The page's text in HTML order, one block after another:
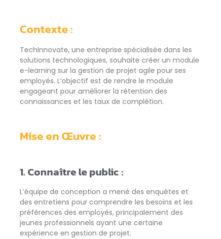
Contexte :
TechInnovate, une entreprise spécialisée dans les
solutions technologiques, souhaite créer un module
e-learning sur la gestion de projet agile pour ses
employés. L’objectif est de rendre le module
engageant pour améliorer la rétention des
connaissances et les taux de complétion.
Mise en Œuvre :
1. Connaître le public :
L’équipe de conception a mené des enquêtes et
des entretiens pour comprendre les besoins et les
préférences des employés, principalement des
jeunes professionnels ayant une certaine
expérience en gestion de projet.